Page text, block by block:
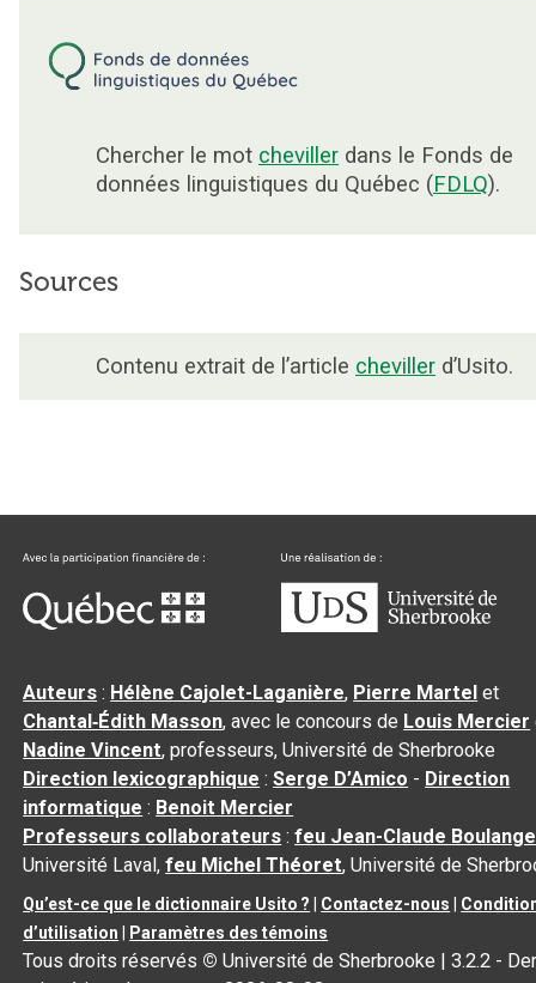
Chercher le mot cheviller dans le Fonds de
données linguistiques du Québec (FDLQ).
Sources
Contenu extrait de l’article cheviller d’Usito.
Auteurs : Hélène Cajolet-Laganière, Pierre Martel et
Chantal‑Édith Masson, avec le concours de Louis Mercier
Nadine Vincent, professeurs, Université de Sherbrooke
Direction lexicographique :Serge D’Amico - Direction
informatique : Benoit Mercier
Professeurs collaborateurs :feu Jean-Claude
Université Laval,feu Michel Théoret, Université de
Qu’est-ce que le dictionnaire Usito ? Contactez-nous
d’utilisation
Paramètres des témoins
Tous droits réservés © Université de Sherbrooke |3.2.2 -